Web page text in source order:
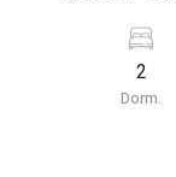
Martinelli
65m² de
Lavabo -
2
Dorm.